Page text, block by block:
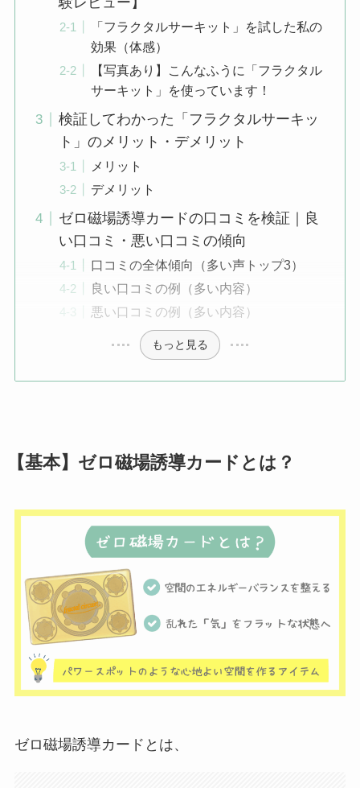
「フラクタルサーキット」を試した私の
効果（体感）
【写真あり】こんなふうに「フラクタル
サーキット」を使っています！
検証してわかった「フラクタルサーキッ
ト」のメリット・デメリット
メリット
デメリット
ゼロ磁場誘導カードの口コミを検証｜良
い口コミ・悪い口コミの傾向
口コミの全体傾向（多い声トップ3）
良い口コミの例（多い内容）
悪い口コミの例（多い内容）
もっと見る
【基本】ゼロ磁場誘導カードとは？
ゼロ磁場誘導カードとは、